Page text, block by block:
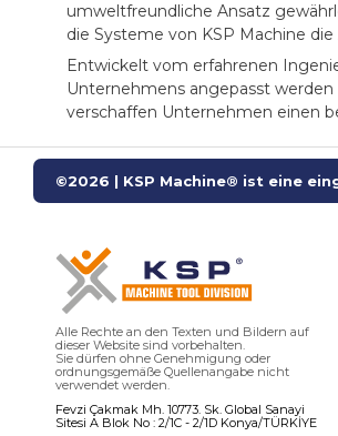
umweltfreundliche Ansatz
die Systeme von KSP Machine
Entwickelt vom erfahrenen
Unternehmens angepasst
verschaffen Unternehmen einen
©2026 | KSP Machine® ist eine
Alle Rechte an den Texten und Bildern auf
dieser Website sind vorbehalten.
Sie dürfen ohne Genehmigung oder
ordnungsgemäße Quellenangabe nicht
verwendet werden.
Fevzi Çakmak Mh. 10773. Sk. Global Sanayi
Sitesi A Blok No : 2/1C - 2/1D Konya/TÜRKİYE